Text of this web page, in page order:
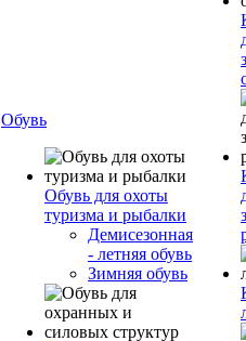
Обувь
Обувь для охоты
туризма и рыбалки
Демисезонная
- летняя обувь
Зимняя обувь